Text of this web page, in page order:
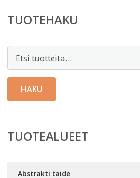
TUOTEHAKU
HAKU
TUOTEALUEET
Abstrakti taide